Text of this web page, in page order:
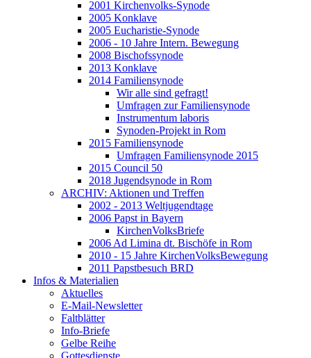
2001 Kirchenvolks-Synode
2005 Konklave
2005 Eucharistie-Synode
2006 - 10 Jahre Intern. Bewegung
2008 Bischofssynode
2013 Konklave
2014 Familiensynode
Wir alle sind gefragt!
Umfragen zur Familiensynode
Instrumentum laboris
Synoden-Projekt in Rom
2015 Familiensynode
Umfragen Familiensynode 2015
2015 Council 50
2018 Jugendsynode in Rom
ARCHIV: Aktionen und Treffen
2002 - 2013 Weltjugendtage
2006 Papst in Bayern
KirchenVolksBriefe
2006 Ad Limina dt. Bischöfe in Rom
2010 - 15 Jahre KirchenVolksBewegung
2011 Papstbesuch BRD
Infos & Materialien
Aktuelles
E-Mail-Newsletter
Faltblätter
Info-Briefe
Gelbe Reihe
Gottesdienste